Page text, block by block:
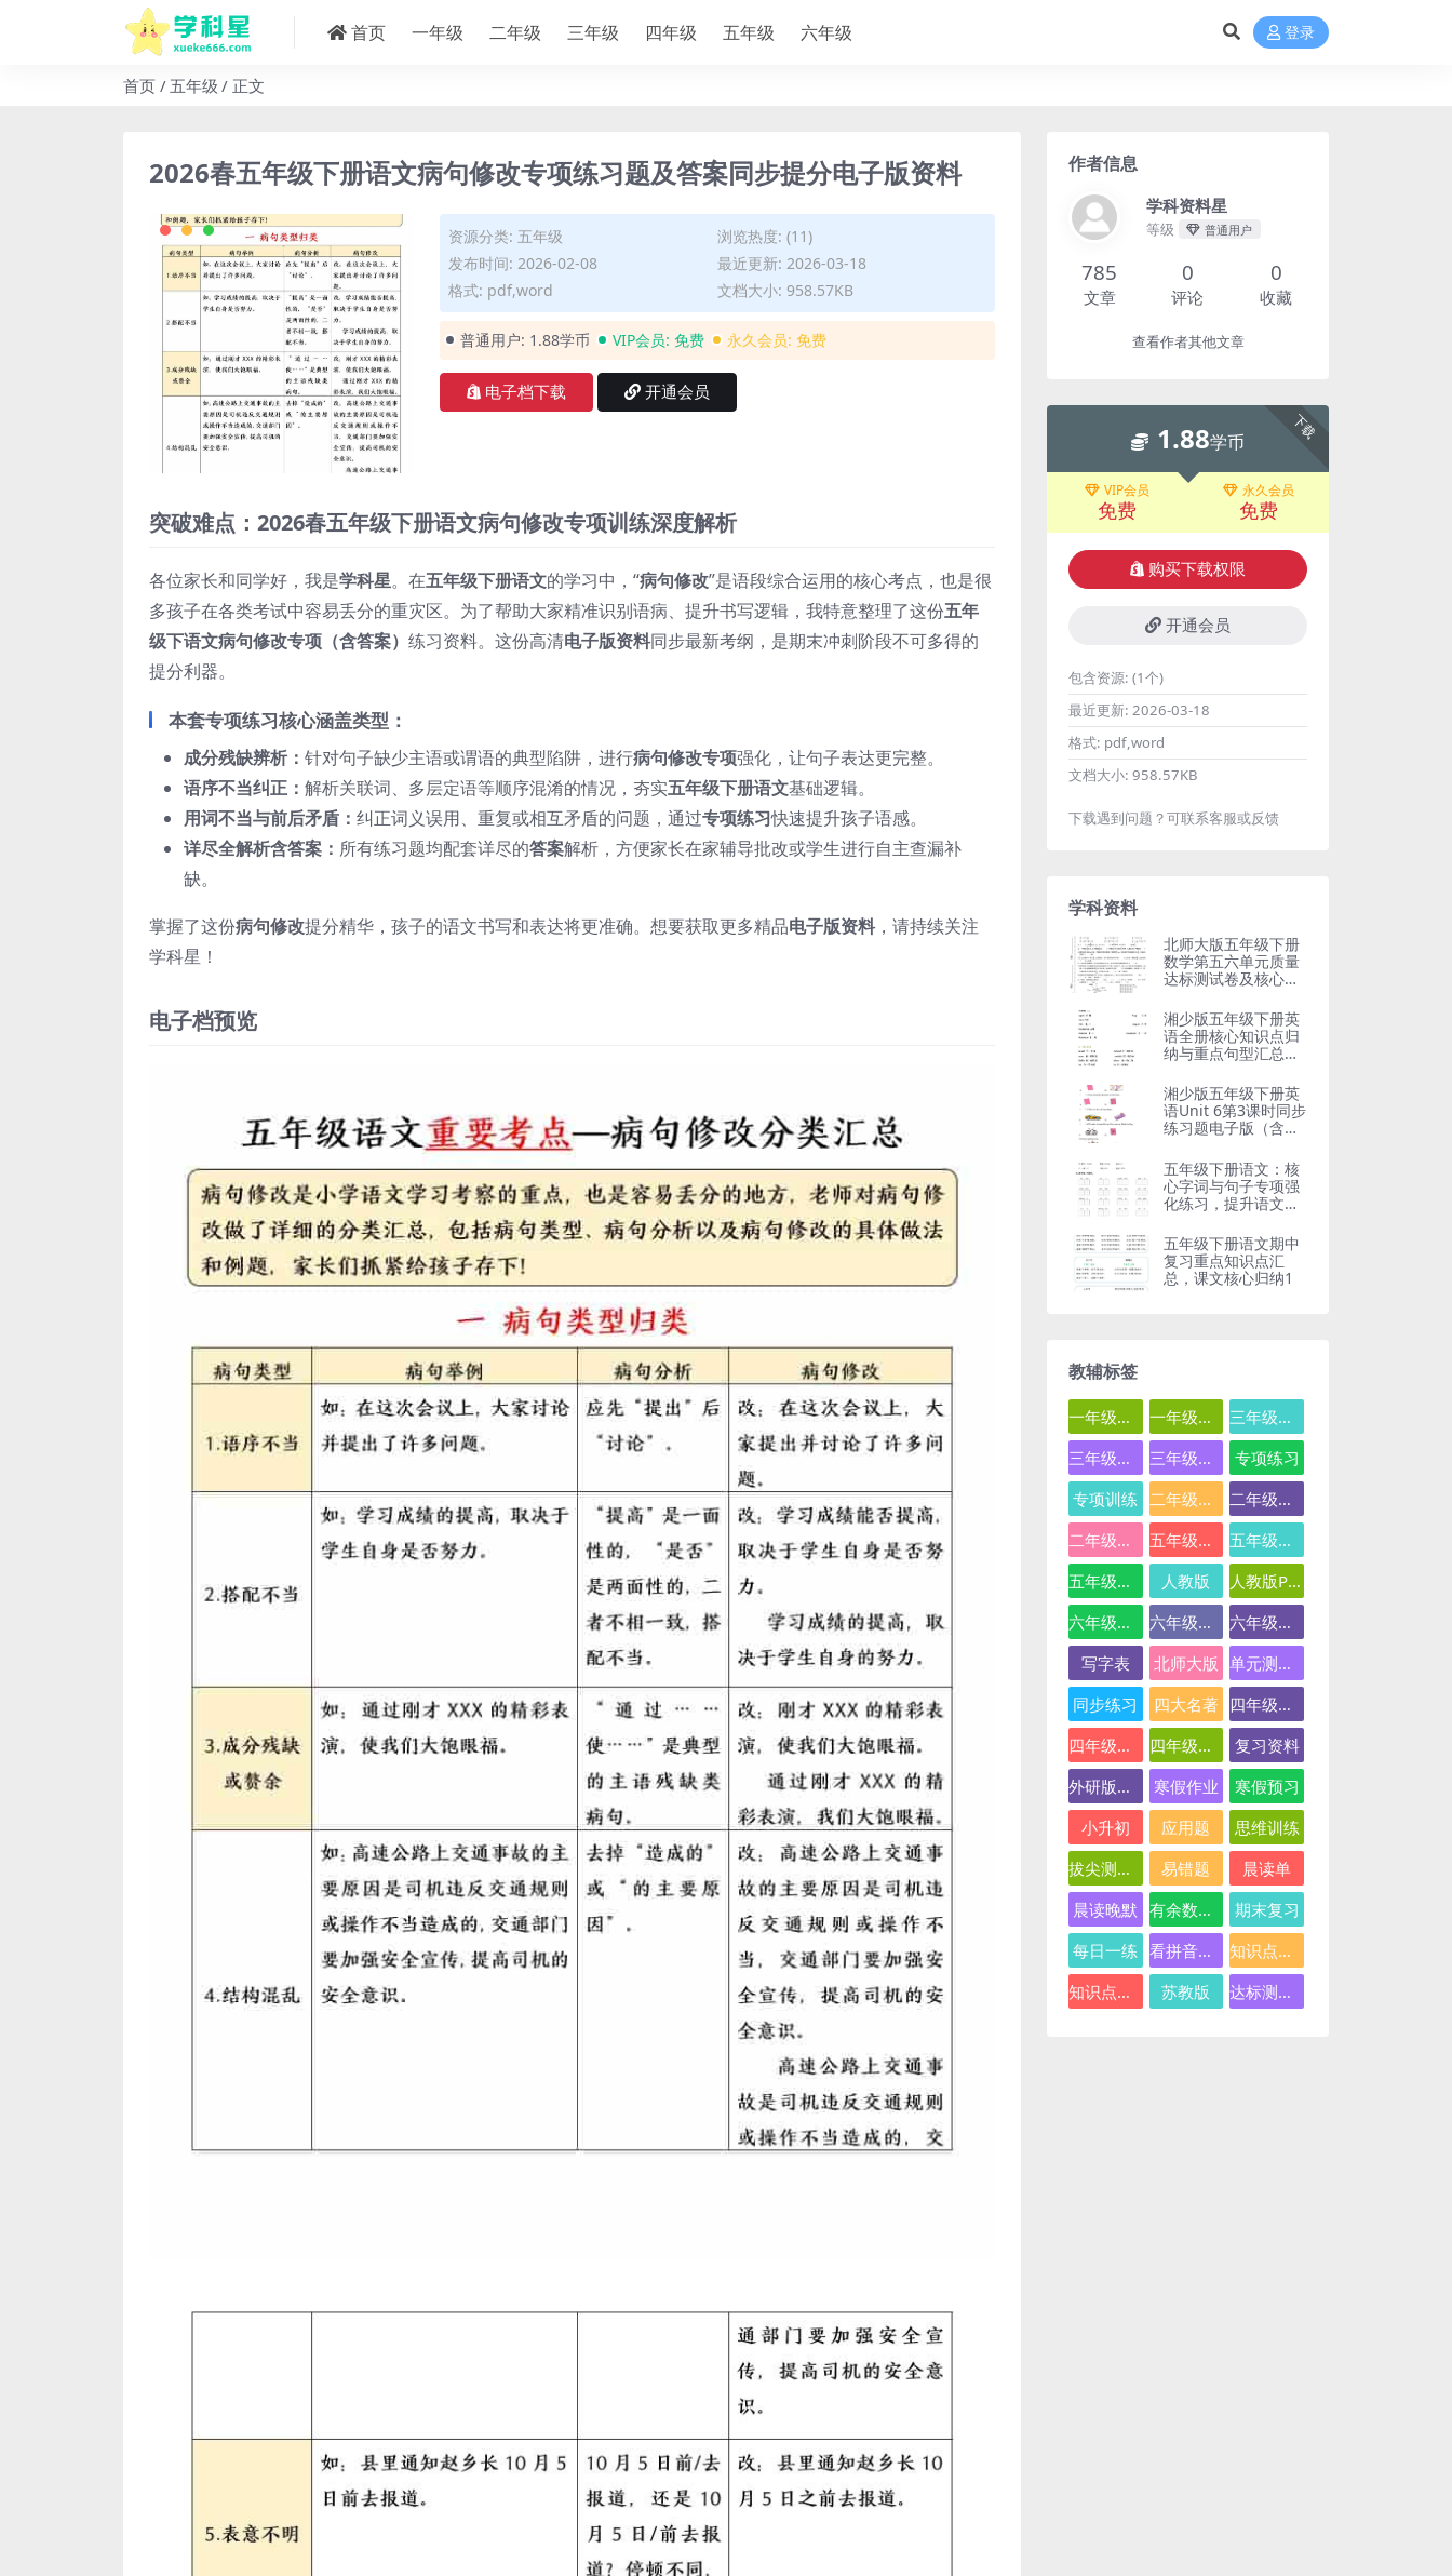
首页 一年级 二年级 三年级 四年级 五年级 六年级 登录
首页 五年级 正文
2026春五年级下册语文病句修改专项练习题及答案同步提分电子版资料
资源分类: 五年级
浏览热度: (11)
发布时间: 2026-02-08
最近更新: 2026-03-18
格式: pdf,word
文档大小: 958.57KB
普通用户: 1.88学币 VIP会员: 免费 永久会员: 免费
电子档下载 开通会员
突破难点：2026春五年级下册语文病句修改专项训练深度解析
各位家长和同学好，我是学科星。在五年级下册语文的学习中，“病句修改”是语段综合运用的核心考点，也是很
多孩子在各类考试中容易丢分的重灾区。为了帮助大家精准识别语病、提升书写逻辑，我特意整理了这份五年
级下语文病句修改专项（含答案） 练习资料。这份高清电子版资料同步最新考纲，是期末冲刺阶段不可多得的
提分利器。
本套专项练习核心涵盖类型：
成分残缺辨析： 针对句子缺少主语或谓语的典型陷阱，进行病句修改专项强化，让句子表达更完整。
语序不当纠正： 解析关联词、多层定语等顺序混淆的情况，夯实五年级下册语文基础逻辑。
用词不当与前后矛盾： 纠正词义误用、重复或相互矛盾的问题，通过专项练习快速提升孩子语感。
详尽全解析含答案： 所有练习题均配套详尽的答案解析，方便家长在家辅导批改或学生进行自主查漏补
缺。
掌握了这份病句修改提分精华，孩子的语文书写和表达将更准确。想要获取更多精品电子版资料，请持续关注
学科星！
电子档预览
作者信息
学科资料星
等级 普通用户
785
文章
0
评论
0
收藏
查看作者其他文章
下载
1.88学币
VIP会员
免费
永久会员
免费
购买下载权限
开通会员
包含资源: (1个)
最近更新: 2026-03-18
格式: pdf,word
文档大小: 958.57KB
下载遇到问题？可联系客服或反馈
学科资料
北师大版五年级下册
数学第五六单元质量
达标测试卷及核心考
湘少版五年级下册英
语全册核心知识点归
纳与重点句型汇总电
湘少版五年级下册英
语Unit 6第3课时同步
练习题电子版（含语
五年级下册语文：核
心字词与句子专项强
化练习，提升语文基
五年级下册语文期中
复习重点知识点汇
总，课文核心归纳1
教辅标签
一年级数学 一年级语文
三年级数学
三年级英语
三年级语文
专项练习
专项训练
二年级下册数学
二年级数学
二年级语文
五年级数学
五年级英语
五年级语文
人教版
人教版PEP
六年级数学
六年级英语
六年级语文
写字表
北师大版
单元测试卷
同步练习
四大名著
四年级下册语文
四年级数学
四年级语文
复习资料
外研版三起点
寒假作业
寒假预习
小升初
应用题
思维训练
拔尖测试卷
易错题
晨读单
晨读晚默
有余数的除法
期末复习
每日一练
看拼音写词语
知识点总结
知识点汇总
苏教版 达标测试卷